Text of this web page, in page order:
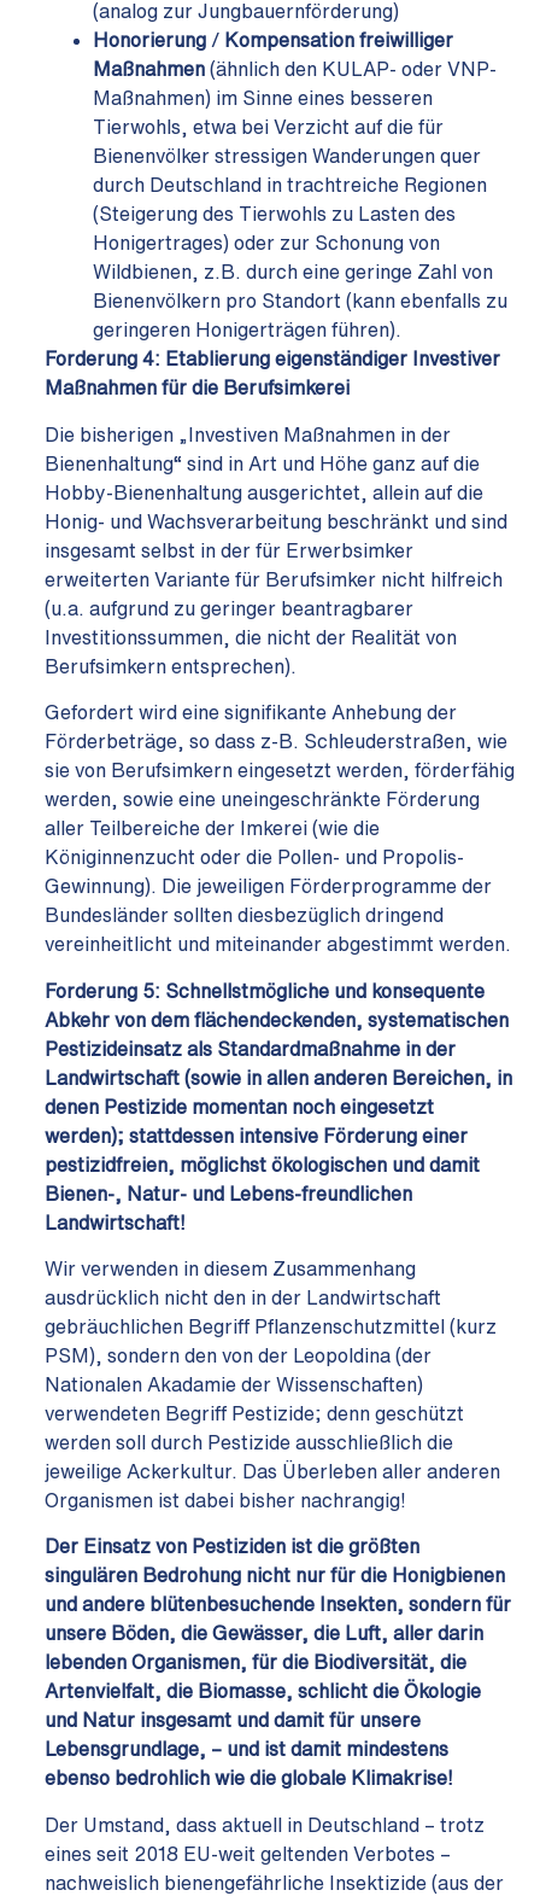
(analog zur Jungbauernförderung)
Honorierung / Kompensation freiwilliger
Maßnahmen (ähnlich den KULAP- oder VNP-
Maßnahmen) im Sinne eines besseren
Tierwohls, etwa bei Verzicht auf die für
Bienenvölker stressigen Wanderungen quer
durch Deutschland in trachtreiche Regionen
(Steigerung des Tierwohls zu Lasten des
Honigertrages) oder zur Schonung von
Wildbienen, z.B. durch eine geringe Zahl von
Bienenvölkern pro Standort (kann ebenfalls zu
geringeren Honigerträgen führen).
Forderung 4: Etablierung eigenständiger Investiver
Maßnahmen für die Berufsimkerei
Die bisherigen „Investiven Maßnahmen in der
Bienenhaltung“ sind in Art und Höhe ganz auf die
Hobby-Bienenhaltung ausgerichtet, allein auf die
Honig- und Wachsverarbeitung beschränkt und sind
insgesamt selbst in der für Erwerbsimker
erweiterten Variante für Berufsimker nicht hilfreich
(u.a. aufgrund zu geringer beantragbarer
Investitionssummen, die nicht der Realität von
Berufsimkern entsprechen).
Gefordert wird eine signifikante Anhebung der
Förderbeträge, so dass z-B. Schleuderstraßen, wie
sie von Berufsimkern eingesetzt werden, förderfähig
werden, sowie eine uneingeschränkte Förderung
aller Teilbereiche der Imkerei (wie die
Königinnenzucht oder die Pollen- und Propolis-
Gewinnung). Die jeweiligen Förderprogramme der
Bundesländer sollten diesbezüglich dringend
vereinheitlicht und miteinander abgestimmt werden.
Forderung 5: Schnellstmögliche und konsequente
Abkehr von dem flächendeckenden, systematischen
Pestizideinsatz als Standardmaßnahme in der
Landwirtschaft (sowie in allen anderen Bereichen, in
denen Pestizide momentan noch eingesetzt
werden); stattdessen intensive Förderung einer
pestizidfreien, möglichst ökologischen und damit
Bienen-, Natur- und Lebens-freundlichen
Landwirtschaft!
Wir verwenden in diesem Zusammenhang
ausdrücklich nicht den in der Landwirtschaft
gebräuchlichen Begriff Pflanzenschutzmittel (kurz
PSM), sondern den von der Leopoldina (der
Nationalen Akadamie der Wissenschaften)
verwendeten Begriff Pestizide; denn geschützt
werden soll durch Pestizide ausschließlich die
jeweilige Ackerkultur. Das Überleben aller anderen
Organismen ist dabei bisher nachrangig!
Der Einsatz von Pestiziden ist die größten
singulären Bedrohung nicht nur für die Honigbienen
und andere blütenbesuchende Insekten, sondern für
unsere Böden, die Gewässer, die Luft, aller darin
lebenden Organismen, für die Biodiversität, die
Artenvielfalt, die Biomasse, schlicht die Ökologie
und Natur insgesamt und damit für unsere
Lebensgrundlage, – und ist damit mindestens
ebenso bedrohlich wie die globale Klimakrise!
Der Umstand, dass aktuell in Deutschland – trotz
eines seit 2018 EU-weit geltenden Verbotes –
nachweislich bienengefährliche Insektizide (aus der